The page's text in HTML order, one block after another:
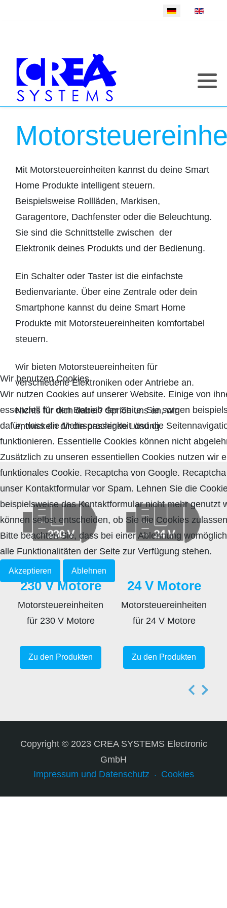
Sprache auswählen
Mit Motorsteuereinheiten kannst du deine Smart
Home Produkte intelligent steuern.
Beispielsweise Rollläden, Markisen,
Garagentore, Dachfenster oder die Beleuchtung.
Sie sind die Schnittstelle zwischen der
Elektronik deines Produkts und der Bedienung.
Ein Schalter oder Taster ist die einfachste
Bedienvariante. Über eine Zentrale oder dein
Smartphone kannst du deine Smart Home
Produkte mit Motorsteuereinheiten komfortabel
steuern.
Wir bieten Motorsteuereinheiten für
verschiedene Elektroniken oder Antriebe an.
Nichts für dich dabei? Sprich uns an, wir
entwickeln dir die passende Lösung.
230 V Motore
Motorsteuereinheiten
für 230 V Motore
Zu den Produkten
24 V Motore
Motorsteuereinheiten
für 24 V Motore
Zu den Produkten
Copyright © 2023 CREA SYSTEMS Electronic
GmbH
Impressum und Datenschutz
Cookies
Wir benutzen Cookies
Wir nutzen Cookies auf unserer Website. Einige von
essenziell für den Betrieb der Seite. Sie sorgen
dafür, dass die Mehrsprachigkeit und die
funktionieren. Essentielle Cookies können nicht
Zusätzlich zu unseren essentiellen Cookies nutzen wir
funktionales Cookie. Recaptcha von Google.
unser Kontaktformular vor Spam. Lehnen Sie die
beispielsweise das Kontaktformular nicht mehr genutzt
können selbst entscheiden, ob Sie die Cookies
Bitte beachten Sie, dass bei einer Ablehnung
alle Funktionalitäten der Seite zur Verfügung stehen.
Akzeptieren Ablehnen